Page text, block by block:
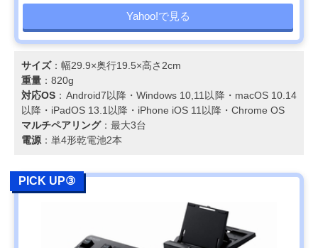
Yahoo!で見る
サイズ：幅29.9×奥行19.5×高さ2cm
重量 ：820g
対応OS ：Android7以降・Windows 10,11以降・macOS 10.14
以降・iPadOS 13.1以降・iPhone iOS 11以降・Chrome OS
マルチペアリング：最大3台
電源 ：単4形乾電池2本
PICK UP③